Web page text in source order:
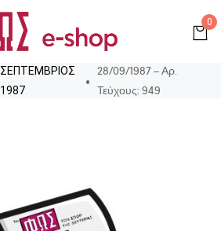
0
ΣΕΠΤΕΜΒΡΙΟΣ
1987
28/09/1987 – Αρ.
Τεύχους: 949